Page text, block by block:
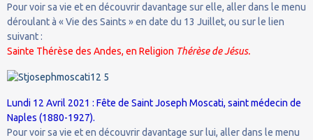
Pour voir sa vie et en découvrir davantage sur elle, aller dans le menu
déroulant à « Vie des Saints » en date du 13 Juillet, ou sur le lien
suivant :
Sainte Thérèse des Andes, en Religion Thérèse de Jésus.
Lundi 12 Avril 2021 : Fête de Saint Joseph Moscati, saint médecin de
Naples (1880-1927).
Pour voir sa vie et en découvrir davantage sur lui, aller dans le menu